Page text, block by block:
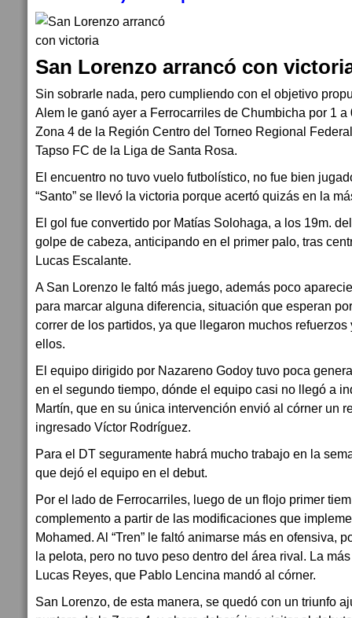
San Lorenzo arrancó con
Sin sobrarle nada, pero cumpliendo con el objetivo
Alem le ganó ayer a Ferrocarriles de Chumbicha por 1
Zona 4 de la Región Centro del Torneo Regional
Tapso FC de la Liga de Santa Rosa.
El encuentro no tuvo vuelo futbolístico, no fue bien
“Santo” se llevó la victoria porque acertó quizás en la
El gol fue convertido por Matías Solohaga, a los 19m.
golpe de cabeza, anticipando en el primer palo, tras
Lucas Escalante.
A San Lorenzo le faltó más juego, además poco
para marcar alguna diferencia, situación que esperan
correr de los partidos, ya que llegaron muchos
ellos.
El equipo dirigido por Nazareno Godoy tuvo poca
en el segundo tiempo, dónde el equipo casi no llegó a
Martín, que en su única intervención envió al córner un
ingresado Víctor Rodríguez.
Para el DT seguramente habrá mucho trabajo en la
que dejó el equipo en el debut.
Por el lado de Ferrocarriles, luego de un flojo primer
complemento a partir de las modificaciones que
Mohamed. Al “Tren” le faltó animarse más en ofensiva,
la pelota, pero no tuvo peso dentro del área rival. La
Lucas Reyes, que Pablo Lencina mandó al córner.
San Lorenzo, de esta manera, se quedó con un triunfo